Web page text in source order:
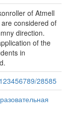
of Atmell
considered of
direction.
of the
in
28585